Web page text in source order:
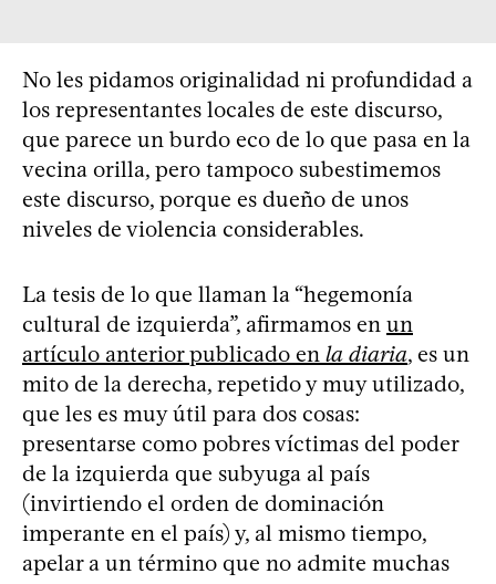
No les pidamos originalidad ni profundidad a
los representantes locales de este discurso,
que parece un burdo eco de lo que pasa en la
vecina orilla, pero tampoco subestimemos
este discurso, porque es dueño de unos
niveles de violencia considerables.
La tesis de lo que llaman la “hegemonía
cultural de izquierda”, afirmamos en un
artículo anterior publicado en la diaria, es un
mito de la derecha, repetido y muy utilizado,
que les es muy útil para dos cosas:
presentarse como pobres víctimas del poder
de la izquierda que subyuga al país
(invirtiendo el orden de dominación
imperante en el país) y, al mismo tiempo,
apelar a un término que no admite muchas